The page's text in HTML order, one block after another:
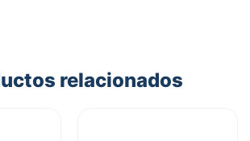
relacionados